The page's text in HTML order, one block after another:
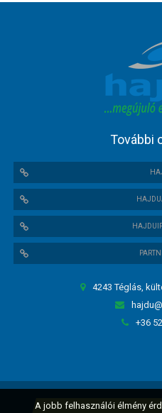
További
4243 Téglás,
+36
HAJDU Hajdúsági Ipari Zrt. ©
A jobb felhasználói élmény